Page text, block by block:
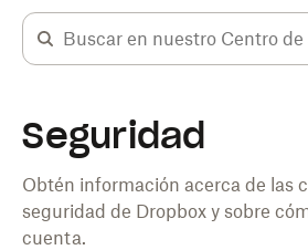
Seguridad
Obtén información acerca de las
seguridad de Dropbox y sobre
cuenta.